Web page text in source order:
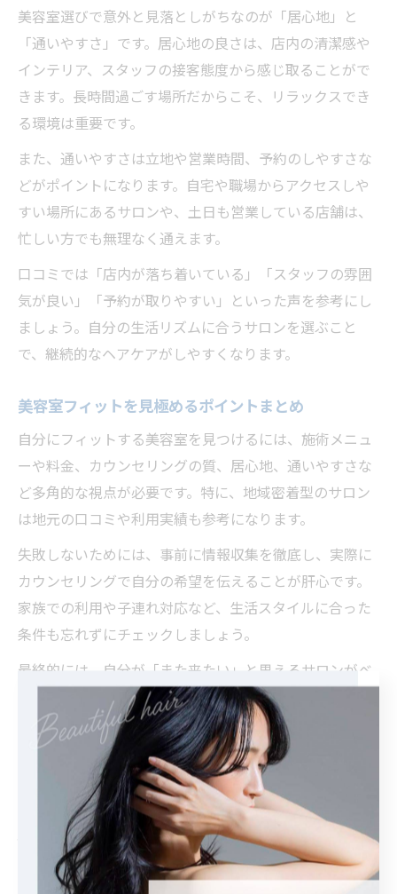
美容室選びで意外と見落としがちなのが「居心地」と
「通いやすさ」です。居心地の良さは、店内の清潔感や
インテリア、スタッフの接客態度から感じ取ることがで
きます。長時間過ごす場所だからこそ、リラックスでき
る環境は重要です。
また、通いやすさは立地や営業時間、予約のしやすさな
どがポイントになります。自宅や職場からアクセスしや
すい場所にあるサロンや、土日も営業している店舗は、
忙しい方でも無理なく通えます。
口コミでは「店内が落ち着いている」「スタッフの雰囲
気が良い」「予約が取りやすい」といった声を参考にし
ましょう。自分の生活リズムに合うサロンを選ぶこと
で、継続的なヘアケアがしやすくなります。
美容室フィットを見極めるポイントまとめ
自分にフィットする美容室を見つけるには、施術メニュ
ーや料金、カウンセリングの質、居心地、通いやすさな
ど多角的な視点が必要です。特に、地域密着型のサロン
は地元の口コミや利用実績も参考になります。
失敗しないためには、事前に情報収集を徹底し、実際に
カウンセリングで自分の希望を伝えることが肝心です。
家族での利用や子連れ対応など、生活スタイルに合った
条件も忘れずにチェックしましょう。
最終的には、自分が「また来たい」と思えるサロンがベ
ストです。この記事のポイントを参考に、日常に自然と
フィットする美容室選びの一助となれば幸いです。
日常に馴染む美容室がもたらす安